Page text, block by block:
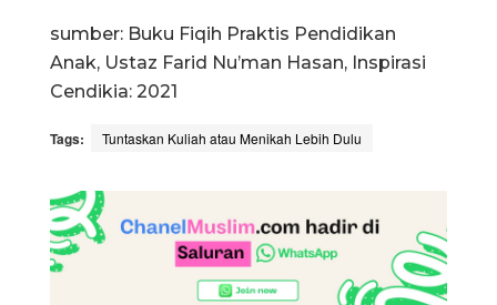
sumber: Buku Fiqih Praktis Pendidikan
Anak, Ustaz Farid Nu’man Hasan, Inspirasi
Cendikia: 2021
Tags: Tuntaskan Kuliah atau Menikah Lebih Dulu